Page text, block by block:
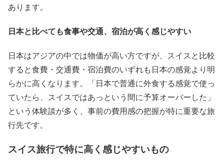
あります。
日本と比べても食事や交通、宿泊が高く感じやすい
日本はアジアの中では物価が高い方ですが、スイスと比較
すると食費・交通費・宿泊費のいずれも日本の感覚より明
らかに高くなります。「日本で普通に外食する感覚で使っ
ていたら、スイスではあっという間に予算オーバーした」
という体験談が多く、事前の費用感の把握が特に重要な旅
行先です。
スイス旅行で特に高く感じやすいもの